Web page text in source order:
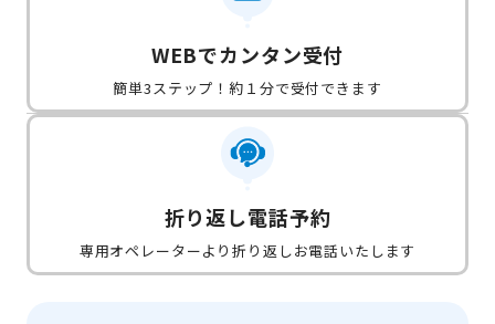
WEBでカンタン受付
簡単3ステップ！約１分で受付できます
折り返し電話予約
専用オペレーターより折り返しお電話いたします